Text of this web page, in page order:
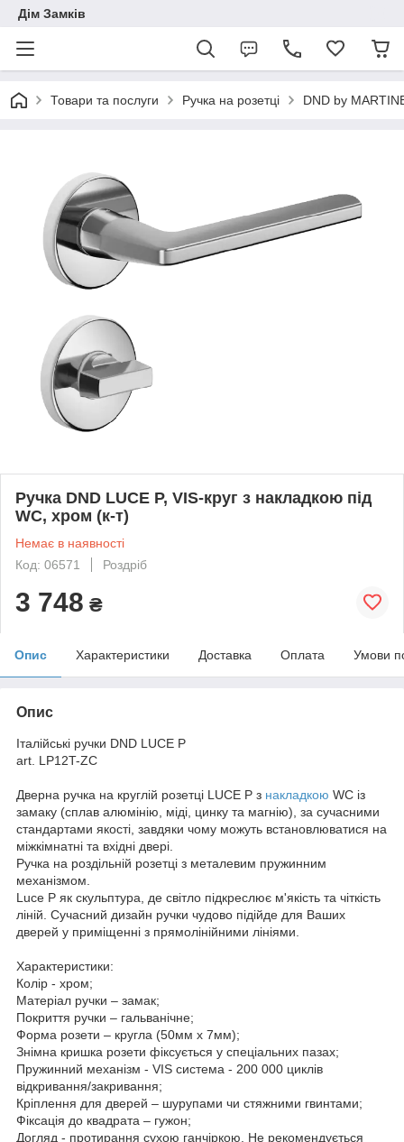
Дім Замків
Товари та послуги Ручка на розетці DND by
Ручка DND LUCE P, VIS-круг з накладкою під
WC, хром (к-т)
Немає в наявності
Код: 06571
Роздріб
3 748 ₴
Опис Характеристики Доставка Оплата Умови
Опис
Італійські ручки DND LUCE P
art. LP12T-ZC
Дверна ручка на круглій розетці LUCE P з накладкою WC із
замаку (сплав алюмінію, міді, цинку та магнію), за сучасними
стандартами якості, завдяки чому можуть встановлюватися на
міжкімнатні та вхідні двері.
Ручка на роздільній розетці з металевим пружинним
механізмом.
Luce P як скульптура, де світло підкреслює м'якість та чіткість
ліній. Сучасний дизайн ручки чудово підійде для Ваших
дверей у приміщенні з прямолінійними лініями.
Характеристики:
Колір - хром;
Матеріал ручки – замак;
Покриття ручки – гальванічне;
Форма розети – кругла (50мм х 7мм);
Знімна кришка розети фіксується у спеціальних пазах;
Пружинний механізм - VIS система - 200 000 циклів
відкривання/закривання;
Кріплення для дверей – шурупами чи стяжними гвинтами;
Фіксація до квадрата – гужон;
Догляд - протирання сухою ганчіркою. Не рекомендується